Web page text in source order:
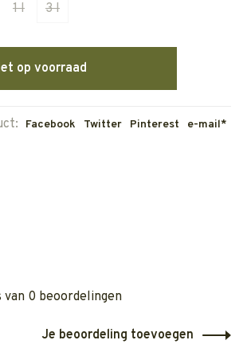
1 l 3 l
op voorraad
Facebook Twitter Pinterest e-mail*
0 beoordelingen
Je beoordeling toevoegen